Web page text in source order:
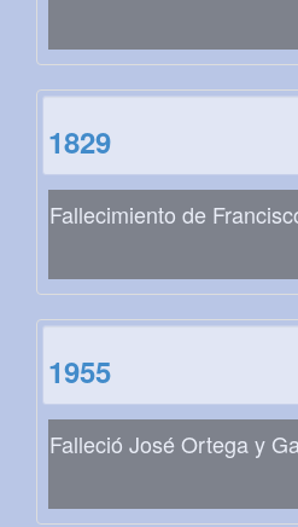
1829
Fallecimiento de
1955
Falleció José Ortega y